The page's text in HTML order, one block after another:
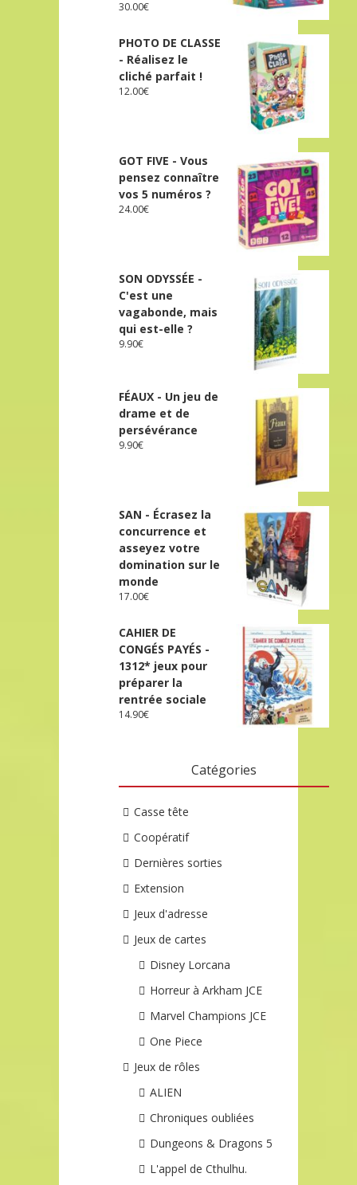
30.00€
PHOTO DE CLASSE
- Réalisez le
cliché parfait !
12.00€
GOT FIVE - Vous
pensez connaître
vos 5 numéros ?
24.00€
SON ODYSSÉE -
C'est une
vagabonde, mais
qui est-elle ?
9.90€
FÉAUX - Un jeu de
drame et de
persévérance
9.90€
SAN - Écrasez la
concurrence et
asseyez votre
domination sur le
monde
17.00€
CAHIER DE
CONGÉS PAYÉS -
1312* jeux pour
préparer la
rentrée sociale
14.90€
Catégories
Casse tête
Coopératif
Dernières sorties
Extension
Jeux d'adresse
Jeux de cartes
Disney Lorcana
Horreur à Arkham JCE
Marvel Champions JCE
One Piece
Jeux de rôles
ALIEN
Chroniques oubliées
Dungeons & Dragons 5
L'appel de Cthulhu.